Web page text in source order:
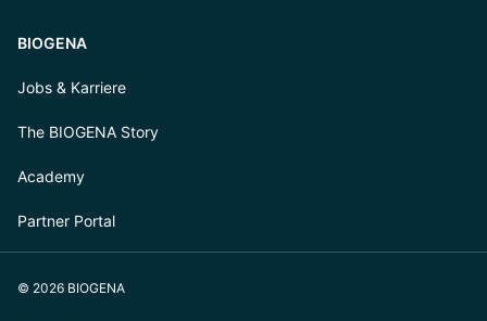
BIOGENA
Jobs & Karriere
The BIOGENA Story
Academy
Partner Portal
© 2026 BIOGENA